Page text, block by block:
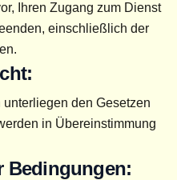
Ihren Zugang zum Dienst
einschließlich der
den Gesetzen
in Übereinstimmung
Bedingungen: